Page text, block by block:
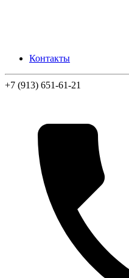
Контакты
+7 (913) 651-61-21